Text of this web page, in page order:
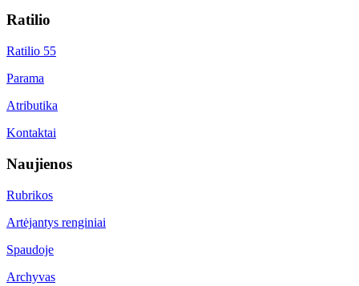
Ratilio
Ratilio 55
Parama
Atributika
Kontaktai
Naujienos
Rubrikos
Artėjantys renginiai
Spaudoje
Archyvas